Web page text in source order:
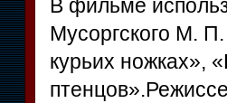
В фильме
Мусоргского М.
курьих ножках»,